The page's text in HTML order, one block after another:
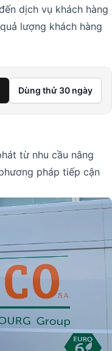
dịch vụ khách hàng
lượng khách hàng
Dùng thử 30 ngày
từ nhu cầu nâng
pháp tiếp cận